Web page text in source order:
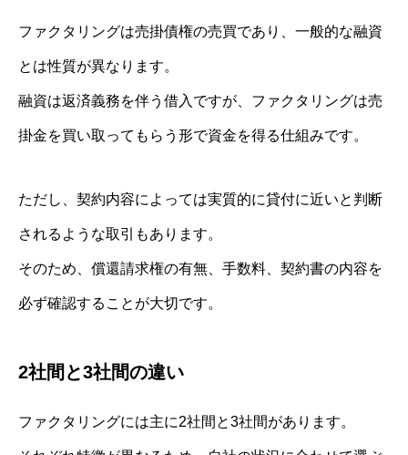
ファクタリングは売掛債権の売買であり、一般的な融資
とは性質が異なります。
融資は返済義務を伴う借入ですが、ファクタリングは売
掛金を買い取ってもらう形で資金を得る仕組みです。
ただし、契約内容によっては実質的に貸付に近いと判断
されるような取引もあります。
そのため、償還請求権の有無、手数料、契約書の内容を
必ず確認することが大切です。
2社間と3社間の違い
ファクタリングには主に2社間と3社間があります。